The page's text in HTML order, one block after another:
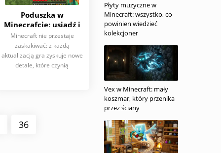
Poduszka w
Minecrafcie: usiądź i
daj się zaskoczyć
Minecraft nie przestaje
zaskakiwać: z każdą
aktualizacją gra zyskuje nowe
detale, które czynią
36
Płyty muzyczne w
Minecraft: wszystko, co
powinien wiedzieć
kolekcjoner
Vex w Minecraft: mały
koszmar, który przenika
przez ściany